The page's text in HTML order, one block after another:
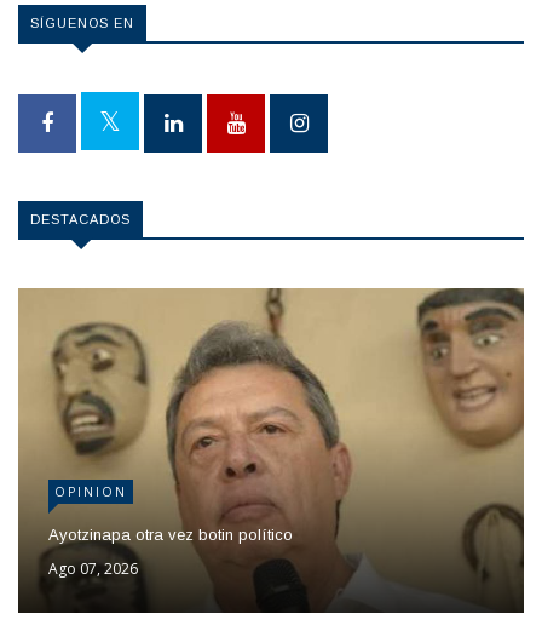
SÍGUENOS EN
DESTACADOS
OPINION
Ayotzinapa otra vez botin político
Ago 07, 2026